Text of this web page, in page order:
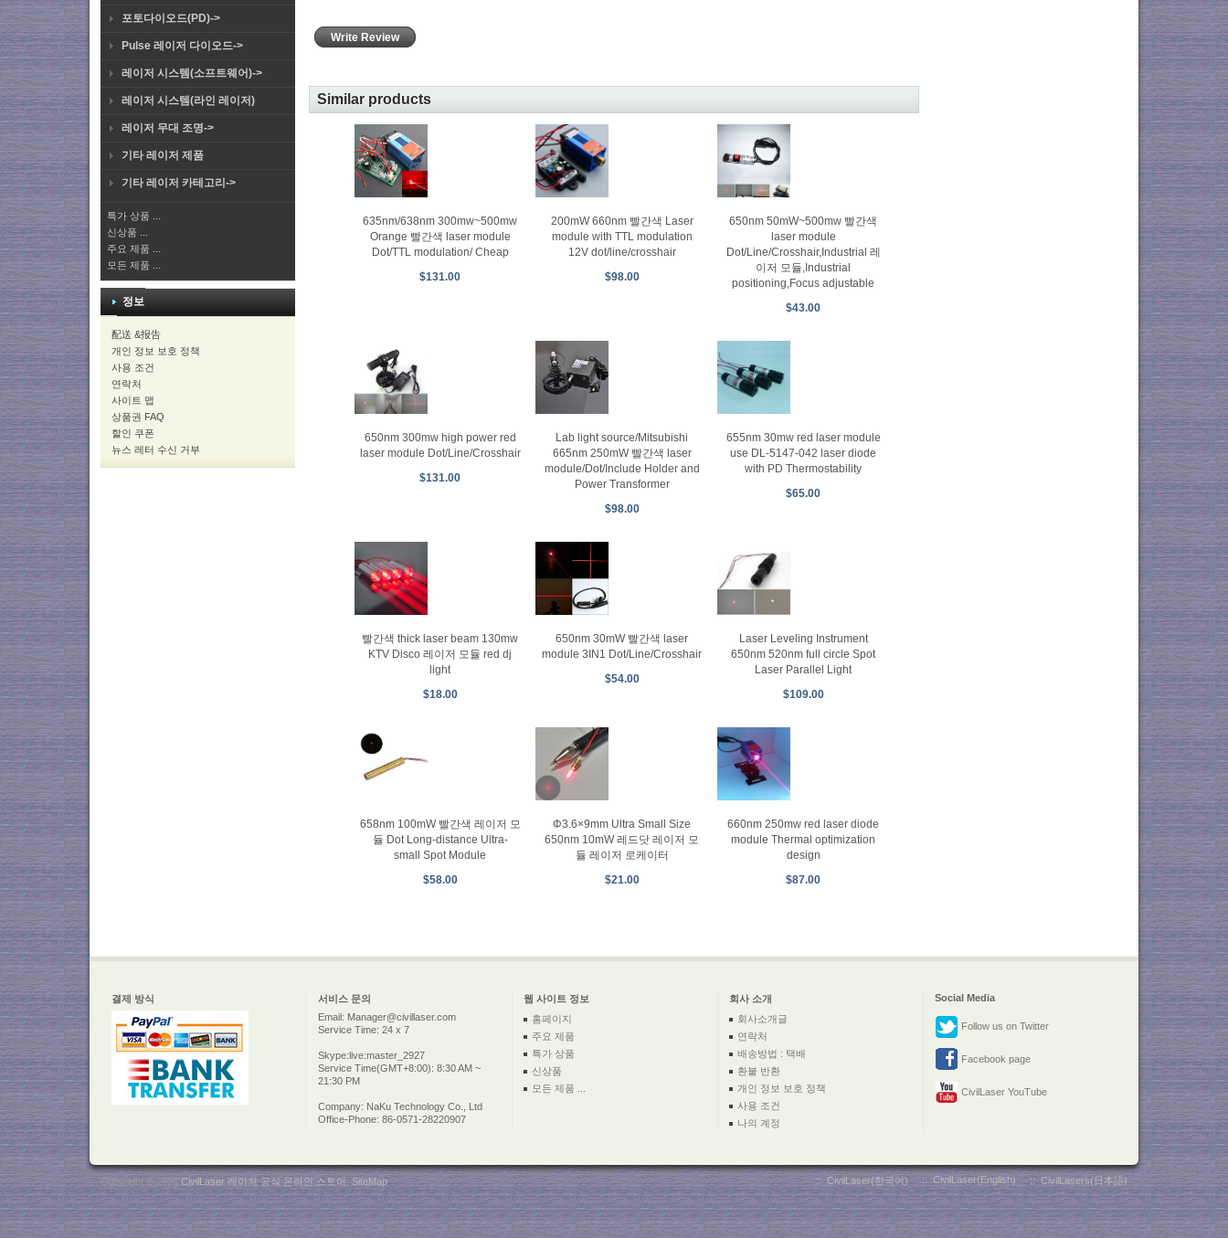
포토다이오드(PD)->
Pulse 레이저 다이오드->
레이저 시스템(소프트웨어)->
레이저 시스템(라인 레이저)
레이저 무대 조명->
기타 레이저 제품
기타 레이저 카테고리->
특가 상품 ...
신상품 ...
주요 제품 ...
모든 제품 ...
정보
配送 &报告
개인 정보 보호 정책
사용 조건
연락처
사이트 맵
상품권 FAQ
할인 쿠폰
뉴스 레터 수신 거부
Write Review
Similar products
635nm/638nm 300mw~500mw
Orange 빨간색 laser module
Dot/TTL modulation/ Cheap
$131.00
200mW 660nm 빨간색 Laser
module with TTL modulation
12V dot/line/crosshair
$98.00
650nm 50mW~500mw 빨간색
laser module
Dot/Line/Crosshair,Industrial 레
이저 모듈,Industrial
positioning,Focus adjustable
$43.00
650nm 300mw high power red
laser module Dot/Line/Crosshair
$131.00
Lab light source/Mitsubishi
665nm 250mW 빨간색 laser
module/Dot/Include Holder and
Power Transformer
$98.00
655nm 30mw red laser module
use DL-5147-042 laser diode
with PD Thermostability
$65.00
빨간색 thick laser beam 130mw
KTV Disco 레이저 모듈 red dj
light
$18.00
650nm 30mW 빨간색 laser
module 3IN1 Dot/Line/Crosshair
$54.00
Laser Leveling Instrument
650nm 520nm full circle Spot
Laser Parallel Light
$109.00
658nm 100mW 빨간색 레이저 모
듈 Dot Long-distance Ultra-
small Spot Module
$58.00
Φ3.6×9mm Ultra Small Size
650nm 10mW 레드닷 레이저 모
듈 레이저 로케이터
$21.00
660nm 250mw red laser diode
module Thermal optimization
design
$87.00
결제 방식 서비스 문의 웹 사이트 정보 회사 소개
Social Media
Email: Manager@civillaser.com
Service Time: 24 x 7
Skype:live:master_2927
Service Time(GMT+8:00): 8:30 AM ~
21:30 PM
Company: NaKu Technology Co., Ltd
Office-Phone: 86-0571-28220907
홈페이지
주요 제품
특가 상품
신상품
모든 제품 ...
회사소개글
연락처
배송방법 : 택배
환불 반환
개인 정보 보호 정책
사용 조건
나의 계정
Follow us on Twitter
Facebook page
CivilLaser YouTube
:: CivilLaser(한국어) :: CivilLaser(English) :: CivilLasers(日本語)
Copyright © 2026 CivilLaser 레이저 공식 온라인 스토어 SiteMap